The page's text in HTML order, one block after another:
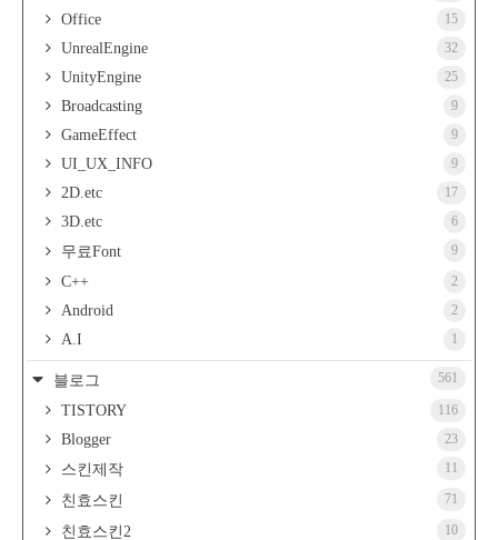
Office 15
UnrealEngine 32
UnityEngine 25
Broadcasting 9
GameEffect 9
UI_UX_INFO 9
2D.etc 17
3D.etc 6
무료Font 9
C++ 2
Android 2
A.I 1
블로그 561
TISTORY 116
Blogger 23
스킨제작 11
친효스킨 71
친효스킨2 10